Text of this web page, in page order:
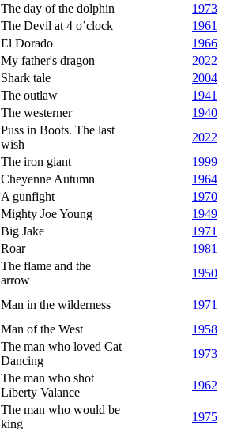
The day of the dolphin
1973
The Devil at 4 o’clock
1961
El Dorado
1966
My father's dragon
2022
Shark tale
2004
The outlaw
1941
The westerner
1940
Puss in Boots. The last
wish
2022
The iron giant
1999
Cheyenne Autumn
1964
A gunfight
1970
Mighty Joe Young
1949
Big Jake
1971
Roar
1981
The flame and the
arrow
1950
Man in the wilderness
1971
Man of the West
1958
The man who loved Cat
Dancing
1973
The man who shot
Liberty Valance
1962
The man who would be
king
1975